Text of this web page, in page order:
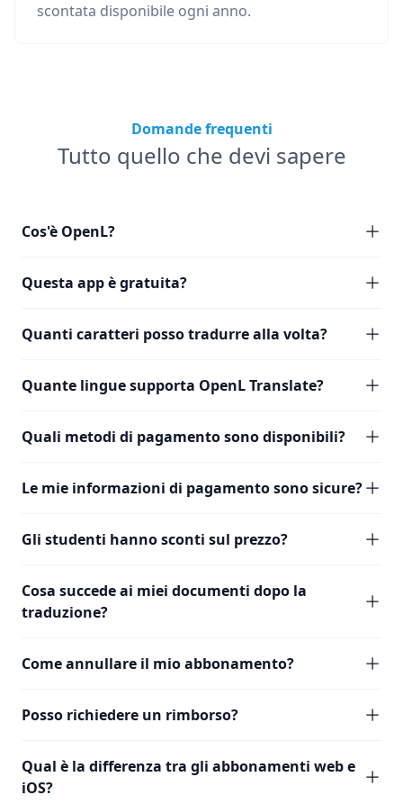
scontata disponibile ogni anno.
Domande frequenti
Tutto quello che devi sapere
Cos'è OpenL?
Questa app è gratuita?
Quanti caratteri posso tradurre alla volta?
Quante lingue supporta OpenL Translate?
Quali metodi di pagamento sono disponibili?
Le mie informazioni di pagamento sono sicure?
Gli studenti hanno sconti sul prezzo?
Cosa succede ai miei documenti dopo la
traduzione?
Come annullare il mio abbonamento?
Posso richiedere un rimborso?
Qual è la differenza tra gli abbonamenti web e
iOS?